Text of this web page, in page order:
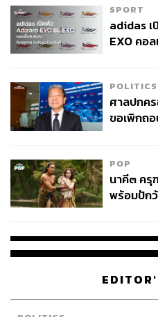
กระทรวงศึกษาธิการเข้าไปดำ
ให้แก้ไข เนื่องจากเป็นเรื่องส
พื้นที่ รวมถึงประเพณีและวัฒน
ภาคใต้
เมื่อถามว่า กังวลหรือไม่ว่าคดี
ตำรวจมาโดยตลอด แม้ในช่วงแ
รายละเอียดได้มาก เนื่องจาก
ยังไม่สามารถจับกุมผู้ก่อเหตุได้
พร้อมขอบคุณนายกรัฐมนตรีที่
กฎหมาย เพื่อสร้างความเชื่อ
กระทำความผิด ก็ไม่สามารถห
SPORT
adidas
EXO คอ
POLITICS
ศาลปกค
ขอเพิกถ
POP
นาคี๓ ครุ
พร้อมปัก